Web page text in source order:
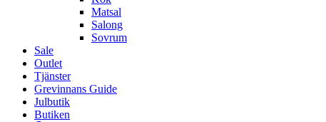
Matsal
Salong
Sovrum
Sale
Outlet
Tjänster
Grevinnans Guide
Julbutik
Butiken